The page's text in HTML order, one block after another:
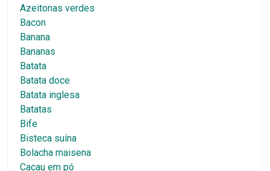
Azeitonas verdes
Bacon
Banana
Bananas
Batata
Batata doce
Batata inglesa
Batatas
Bife
Bisteca suína
Bolacha maisena
Cacau em pó